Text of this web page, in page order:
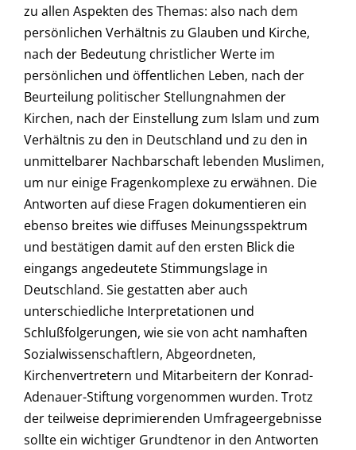
zu allen Aspekten des Themas: also nach dem
persönlichen Verhältnis zu Glauben und Kirche,
nach der Bedeutung christlicher Werte im
persönlichen und öffentlichen Leben, nach der
Beurteilung politischer Stellungnahmen der
Kirchen, nach der Einstellung zum Islam und zum
Verhältnis zu den in Deutschland und zu den in
unmittelbarer Nachbarschaft lebenden Muslimen,
um nur einige Fragenkomplexe zu erwähnen. Die
Antworten auf diese Fragen dokumentieren ein
ebenso breites wie diffuses Meinungsspektrum
und bestätigen damit auf den ersten Blick die
eingangs angedeutete Stimmungslage in
Deutschland. Sie gestatten aber auch
unterschiedliche Interpretationen und
Schlußfolgerungen, wie sie von acht namhaften
Sozialwissenschaftlern, Abgeordneten,
Kirchenvertretern und Mitarbeitern der Konrad-
Adenauer-Stiftung vorgenommen wurden. Trotz
der teilweise deprimierenden Umfrageergebnisse
sollte ein wichtiger Grundtenor in den Antworten